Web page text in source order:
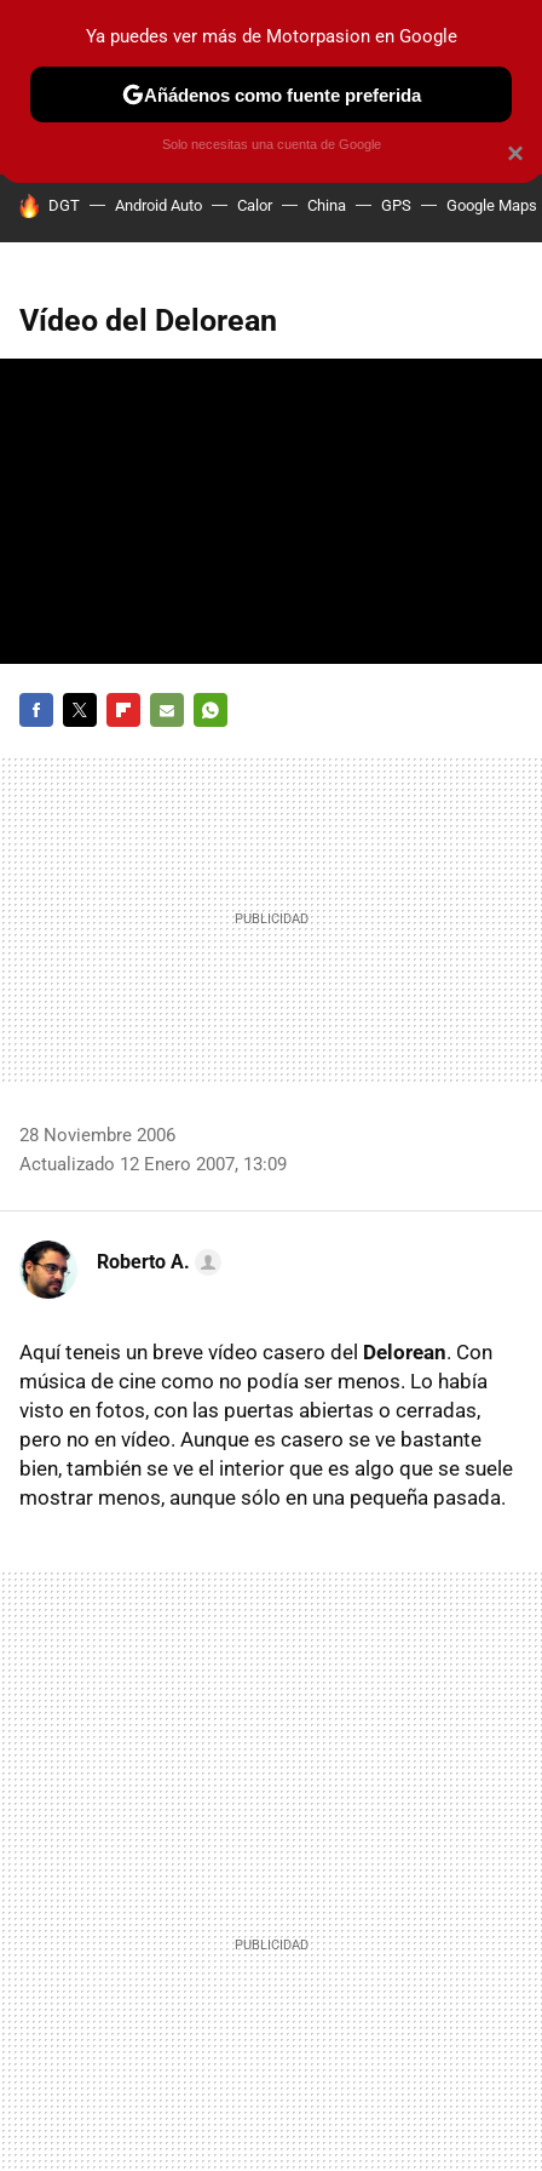
PRUEBAS COCHES ELÉCTRICOS OBSERVATORIO
HOY SE HABLA DE
DGT Android Auto Calor China GPS Google Maps
Vídeo del Delorean
MAIL
28 Noviembre 2006
Actualizado 12 Enero 2007, 13:09
Roberto A.
Aquí teneis un breve vídeo casero del Delorean. Con
música de cine como no podía ser menos. Lo había
visto en fotos, con las puertas abiertas o cerradas,
pero no en vídeo. Aunque es casero se ve bastante
bien, también se ve el interior que es algo que se suele
mostrar menos, aunque sólo en una pequeña pasada.
×
Ya puedes ver más de Motorpasion en Google
Añádenos como fuente preferida
Solo necesitas una cuenta de Google